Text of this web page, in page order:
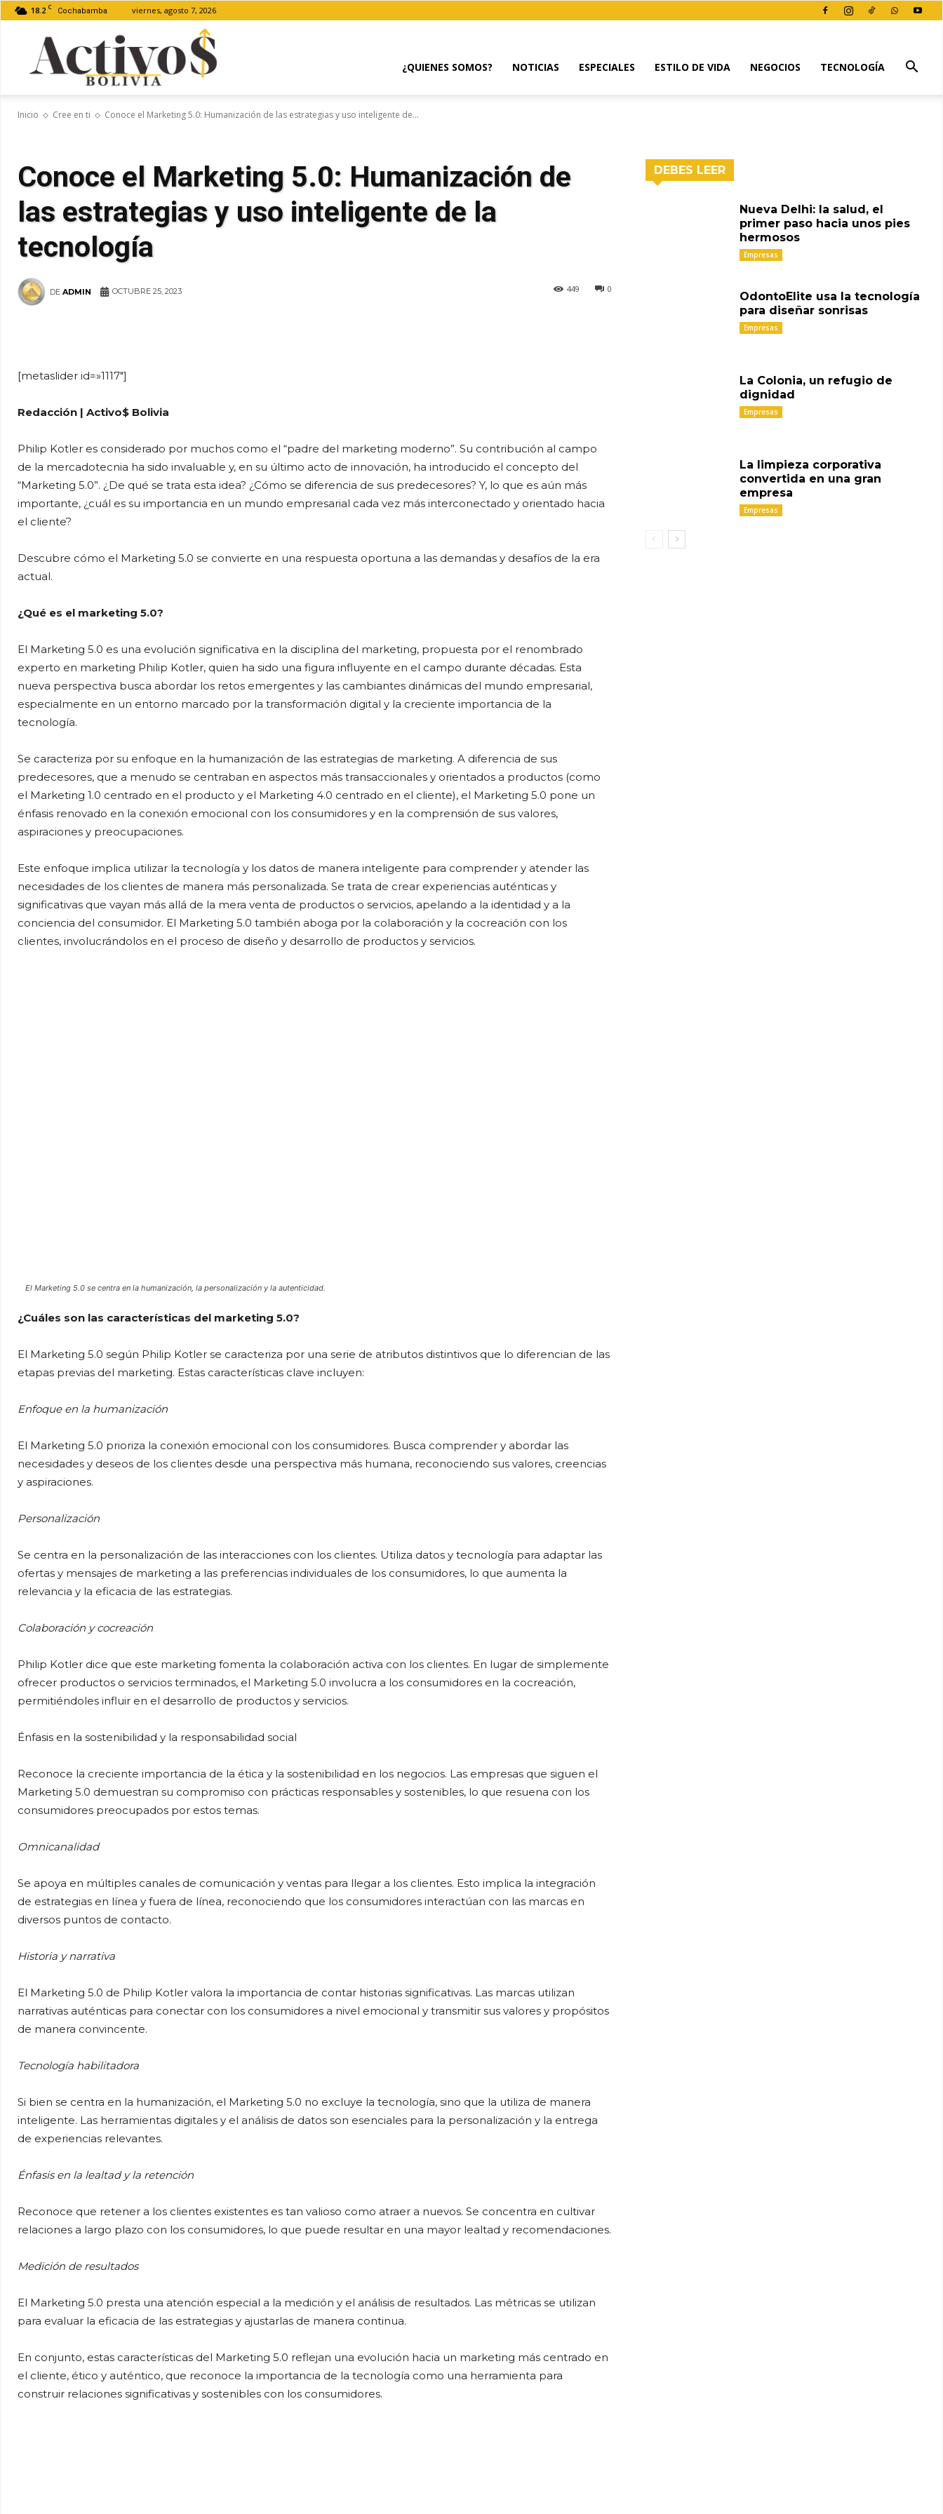
18.2 C Cochabamba viernes, agosto 7, 2026
¿QUIENES SOMOS? NOTICIAS ESPECIALES ESTILO DE VIDA NEGOCIOS TECNOLOGÍA
Inicio Cree en ti Conoce el Marketing 5.0: Humanización de las estrategias y uso inteligente de...
Conoce el Marketing 5.0: Humanización de
las estrategias y uso inteligente de la
tecnología
DE ADMIN 0
449
OCTUBRE 25, 2023
[metaslider id=»1117″]
Redacción | Activo$ Bolivia
Philip Kotler es considerado por muchos como el “padre del marketing moderno”. Su contribución al campo
de la mercadotecnia ha sido invaluable y, en su último acto de innovación, ha introducido el concepto del
“Marketing 5.0”. ¿De qué se trata esta idea? ¿Cómo se diferencia de sus predecesores? Y, lo que es aún más
importante, ¿cuál es su importancia en un mundo empresarial cada vez más interconectado y orientado hacia
el cliente?
Descubre cómo el Marketing 5.0 se convierte en una respuesta oportuna a las demandas y desafíos de la era
actual.
¿Qué es el marketing 5.0?
El Marketing 5.0 es una evolución significativa en la disciplina del marketing, propuesta por el renombrado
experto en marketing Philip Kotler, quien ha sido una figura influyente en el campo durante décadas. Esta
nueva perspectiva busca abordar los retos emergentes y las cambiantes dinámicas del mundo empresarial,
especialmente en un entorno marcado por la transformación digital y la creciente importancia de la
tecnología.
Se caracteriza por su enfoque en la humanización de las estrategias de marketing. A diferencia de sus
predecesores, que a menudo se centraban en aspectos más transaccionales y orientados a productos (como
el Marketing 1.0 centrado en el producto y el Marketing 4.0 centrado en el cliente), el Marketing 5.0 pone un
énfasis renovado en la conexión emocional con los consumidores y en la comprensión de sus valores,
aspiraciones y preocupaciones.
Este enfoque implica utilizar la tecnología y los datos de manera inteligente para comprender y atender las
necesidades de los clientes de manera más personalizada. Se trata de crear experiencias auténticas y
significativas que vayan más allá de la mera venta de productos o servicios, apelando a la identidad y a la
conciencia del consumidor. El Marketing 5.0 también aboga por la colaboración y la cocreación con los
clientes, involucrándolos en el proceso de diseño y desarrollo de productos y servicios.
El Marketing 5.0 se centra en la humanización, la personalización y la autenticidad.
¿Cuáles son las características del marketing 5.0?
El Marketing 5.0 según Philip Kotler se caracteriza por una serie de atributos distintivos que lo diferencian de las
etapas previas del marketing. Estas características clave incluyen:
Enfoque en la humanización
El Marketing 5.0 prioriza la conexión emocional con los consumidores. Busca comprender y abordar las
necesidades y deseos de los clientes desde una perspectiva más humana, reconociendo sus valores, creencias
y aspiraciones.
Personalización
Se centra en la personalización de las interacciones con los clientes. Utiliza datos y tecnología para adaptar las
ofertas y mensajes de marketing a las preferencias individuales de los consumidores, lo que aumenta la
relevancia y la eficacia de las estrategias.
Colaboración y cocreación
Philip Kotler dice que este marketing fomenta la colaboración activa con los clientes. En lugar de simplemente
ofrecer productos o servicios terminados, el Marketing 5.0 involucra a los consumidores en la cocreación,
permitiéndoles influir en el desarrollo de productos y servicios.
Énfasis en la sostenibilidad y la responsabilidad social
Reconoce la creciente importancia de la ética y la sostenibilidad en los negocios. Las empresas que siguen el
Marketing 5.0 demuestran su compromiso con prácticas responsables y sostenibles, lo que resuena con los
consumidores preocupados por estos temas.
Omnicanalidad
Se apoya en múltiples canales de comunicación y ventas para llegar a los clientes. Esto implica la integración
de estrategias en línea y fuera de línea, reconociendo que los consumidores interactúan con las marcas en
diversos puntos de contacto.
Historia y narrativa
El Marketing 5.0 de Philip Kotler valora la importancia de contar historias significativas. Las marcas utilizan
narrativas auténticas para conectar con los consumidores a nivel emocional y transmitir sus valores y propósitos
de manera convincente.
Tecnología habilitadora
Si bien se centra en la humanización, el Marketing 5.0 no excluye la tecnología, sino que la utiliza de manera
inteligente. Las herramientas digitales y el análisis de datos son esenciales para la personalización y la entrega
de experiencias relevantes.
Énfasis en la lealtad y la retención
Reconoce que retener a los clientes existentes es tan valioso como atraer a nuevos. Se concentra en cultivar
relaciones a largo plazo con los consumidores, lo que puede resultar en una mayor lealtad y recomendaciones.
Medición de resultados
El Marketing 5.0 presta una atención especial a la medición y el análisis de resultados. Las métricas se utilizan
para evaluar la eficacia de las estrategias y ajustarlas de manera continua.
En conjunto, estas características del Marketing 5.0 reflejan una evolución hacia un marketing más centrado en
el cliente, ético y auténtico, que reconoce la importancia de la tecnología como una herramienta para
construir relaciones significativas y sostenibles con los consumidores.
DEBES LEER
Nueva Delhi: la salud, el
primer paso hacia unos pies
hermosos
Empresas
OdontoElite usa la tecnología
para diseñar sonrisas
Empresas
La Colonia, un refugio de
dignidad
Empresas
La limpieza corporativa
convertida en una gran
empresa
Empresas